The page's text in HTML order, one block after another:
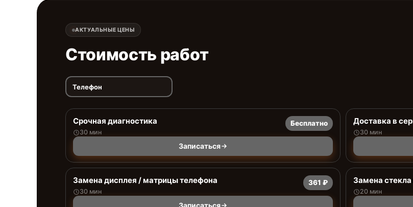
АКТУАЛЬНЫЕ ЦЕНЫ
Стоимость работ
Телефон
Срочная диагностика
30 мин
Бесплатно
Записаться
Доставка в
30 мин
Замена дисплея / матрицы телефона
30 мин
361 ₽
Записаться
Замена
20 мин